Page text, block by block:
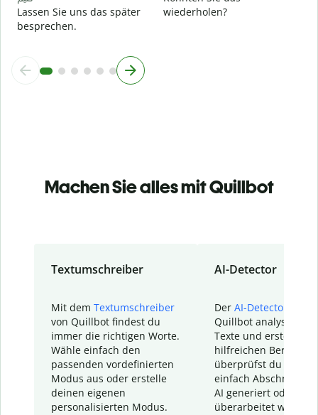
Lassen Sie uns das später
besprechen.
wiederholen?
Machen Sie alles mit Quillbot
Textumschreiber
Mit dem Textumschreiber
von Quillbot findest du
immer die richtigen Worte.
Wähle einfach den
passenden vordefinierten
Modus aus oder erstelle
deinen eigenen
personalisierten Modus.
AI-Detector
Der AI-Detector
Quillbot analysiert
Texte und erstellt
hilfreichen Bericht.
überprüfst du
einfach Abschnitte,
AI generiert oder
überarbeitet wurden.